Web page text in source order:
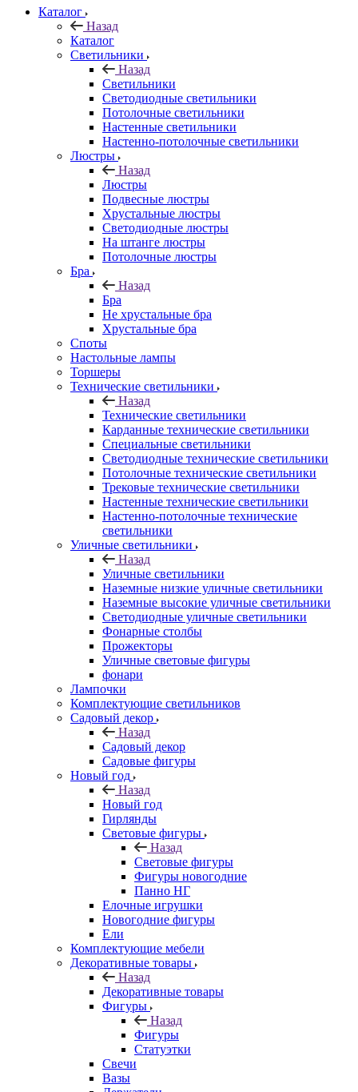
Каталог
Назад
Каталог
Светильники
Назад
Светильники
Светодиодные светильники
Потолочные светильники
Настенные светильники
Настенно-потолочные светильники
Люстры
Назад
Люстры
Подвесные люстры
Хрустальные люстры
Светодиодные люстры
На штанге люстры
Потолочные люстры
Бра
Назад
Бра
Не хрустальные бра
Хрустальные бра
Споты
Настольные лампы
Торшеры
Технические светильники
Назад
Технические светильники
Карданные технические светильники
Специальные светильники
Светодиодные технические светильники
Потолочные технические светильники
Трековые технические светильники
Настенные технические светильники
Настенно-потолочные технические
светильники
Уличные светильники
Назад
Уличные светильники
Наземные низкие уличные светильники
Наземные высокие уличные светильники
Светодиодные уличные светильники
Фонарные столбы
Прожекторы
Уличные световые фигуры
фонари
Лампочки
Комплектующие светильников
Садовый декор
Назад
Садовый декор
Садовые фигуры
Новый год
Назад
Новый год
Гирлянды
Световые фигуры
Назад
Световые фигуры
Фигуры новогодние
Панно НГ
Елочные игрушки
Новогодние фигуры
Ели
Комплектующие мебели
Декоративные товары
Назад
Декоративные товары
Фигуры
Назад
Фигуры
Статуэтки
Свечи
Вазы